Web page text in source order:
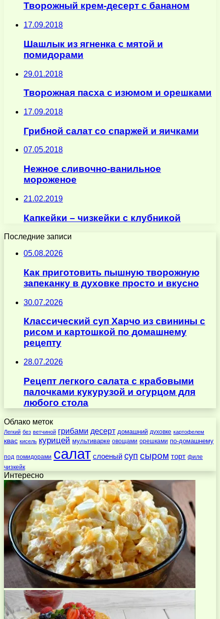
Творожный крем-десерт с бананом
17.09.2018
Шашлык из ягненка с мятой и
помидорами
29.01.2018
Творожная пасха с изюмом и орешками
17.09.2018
Грибной салат со спаржей и яичками
07.05.2018
Нежное сливочно-ванильное
мороженое
21.02.2019
Капкейки – чизкейки с клубникой
Последние записи
05.08.2026
Как приготовить пышную творожную
запеканку в духовке просто и вкусно
30.07.2026
Классический суп Харчо из свинины с
рисом и картошкой по домашнему
рецепту
28.07.2026
Рецепт легкого салата с крабовыми
палочками кукурузой и огурцом для
любого стола
Облако меток
Легкий без ветчиной грибами десерт домашний духовке картофелем
квас кисель курицей мультиварке овощами орешками по-домашнему
под помидорами салат слоеный суп сыром торт филе
чизкейк
Интересно